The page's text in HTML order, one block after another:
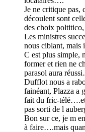
Je ne critique pas,
découlent sont
des choix
Les ministres
nous ciblant, mais
C est plus simple,
former et rien ne
parasol aura
Dufflot nous a
fainéant, Plazza a
fait du fric-télé….et
pas sorti de l
Bon sur ce, je m
à faire….mais